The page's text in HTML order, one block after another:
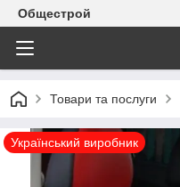
Общестрой
Товари та послуги
Український виробник